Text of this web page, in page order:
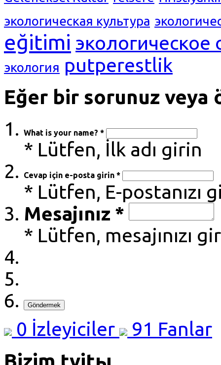
экологическая культура
eğitimi экологическое
экология putperestlik
Eğer bir sorunuz veya
What is your name? *
* Lütfen, İlk adı girin
Cevap için e-posta girin *
* Lütfen, E-postanızı
Mesajınız *
* Lütfen, mesajınızı
Göndermek
0 İzleyiciler 91 Fanlar
Bizim tvitы